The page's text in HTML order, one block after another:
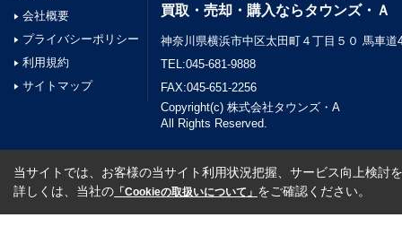
会社概要
プライバシーポリシー
利用規約
サイトマップ
買取・売却・購入ならタウンズ・Ａ
神奈川県横浜市中区太田町４丁目５０ 馬車道
TEL:045-681-9888
FAX:045-651-2256
Copyright(c) 株式会社タウンズ・A
All Rights Reserved.
当サイトでは、お客様の当サイト利用状況把握、サービス向上検討
詳しくは、当社の 「Cookieの取扱いについて」 をご確認ください。